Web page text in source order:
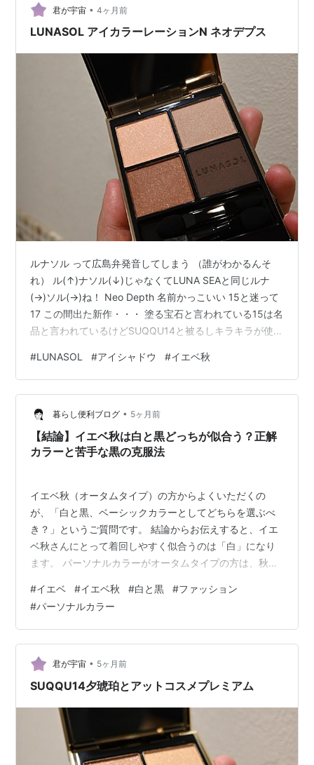
エベ２位:ETVOSミネラルクラッシィシャドー「アンバー
ハニー」 イエベ３位:ETVOSミネラルクラッシィシャド
君が宇宙 • 4ヶ月前
LUNASOL アイカラーレーションN ネオデプス
ルナソル って広島弁発音してしまう （誰がわかるんそ
れ） ル(↑)ナソル(↓)じゃなくてLUNA SEAと同じルナ
(→)ソル(→)ね！ Neo Depth 名前かっこいい 15と迷って
17 この間出た新作・・・ 塗る宝石と言われている15は名
品と言われているけどSUQQU14と被るしキラキラが使い
天のルナソル公式にてポイント13倍、6000円以上購入で
UVのミニサイズがついてくるなんて買う以外ないじゃん
【ルナソル公式】ルナソル アイカラーレーションN (1個)
| LUNASOL | アイシャドウ メイクアップ 人気 プレゼ
ン…
#LUNASOL #アイシャドウ #イエベ秋
暮らし便利ブログ • 5ヶ月前
【結論】イエベ秋は白と黒どっちが似合う？正解
カラーと苦手な黒の克服法
イエベ秋（オータムタイプ）の方からよくいただくの
が、「白と黒、ベーシックカラーとしてどちらを選ぶべ
き？」というご質問です。 結論からお伝えすると、イエ
ベ秋さんにとって着回しやすく似合うのは「白」になり
ます。 パーソナルカラーがオータムタイプの方は、秋の
かみのある色が調和するのが特徴です。 そのため、白の
中でも少し黄みとくすみを含んだ「オイスターホワイ
ト」や「生成り（きなり）」が大得意と言えます。 一方
で「黒」は、イエベ秋さんにとって少し強すぎたり、平
面的に見えたりしやすいカラーです。 しかし、素材選び
や着こなしのコツさえ掴めば、黒も持ち前のリッ…
#イエベ #イエベ秋 #白と黒 #ファッション
#パーソナルカラー
君が宇宙 • 5ヶ月前
SUQQU14夕琥珀とアットコスメプレミアム